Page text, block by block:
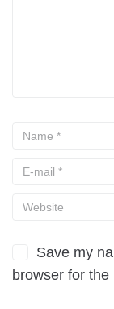
Save my
browser for